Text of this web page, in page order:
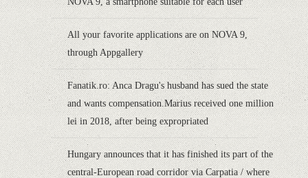
All your favorite applications are on NOVA 9,
through Appgallery
Fanatik.ro: Anca Dragu's husband has sued the state
and wants compensation.Marius received one million
lei in 2018, after being expropriated
Hungary announces that it has finished its part of the
central-European road corridor via Carpatia / where